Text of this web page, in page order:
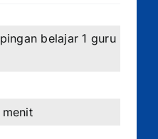
belajar 1 guru